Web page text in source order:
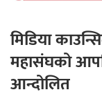
मिडिया
महासंघको
आन्दोलित